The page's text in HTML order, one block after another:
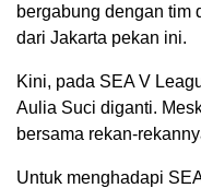
bergabung dengan tim
dari Jakarta pekan ini.
Kini, pada SEA V
Aulia Suci diganti.
bersama rekan-
Untuk menghadapi